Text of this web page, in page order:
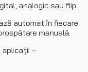
analogic sau flip.
automat în fiecare
manuală.
aplicații –